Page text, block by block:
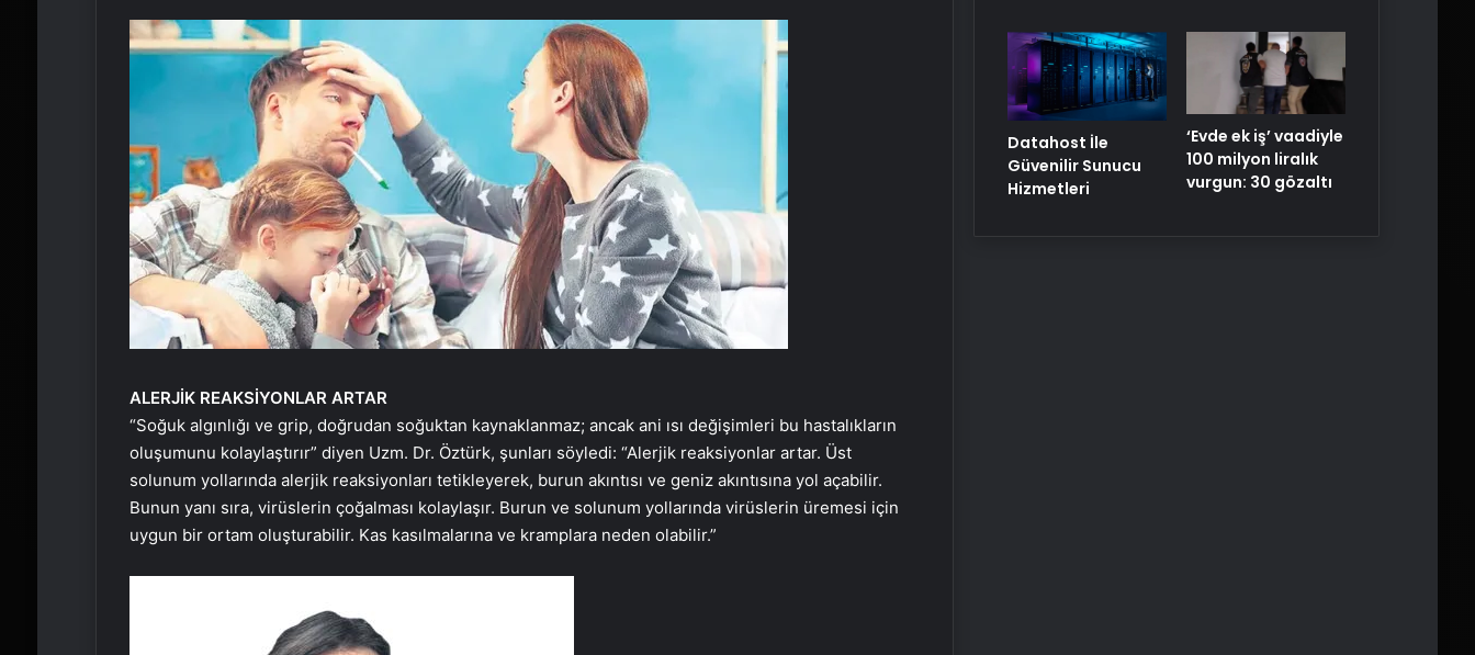
ALERJİK REAKSİYONLAR ARTAR
“Soğuk algınlığı ve grip, doğrudan soğuktan kaynaklanmaz; ancak ani ısı değişimleri bu hastalıkların
oluşumunu kolaylaştırır” diyen Uzm. Dr. Öztürk, şunları söyledi: “Alerjik reaksiyonlar artar. Üst
solunum yollarında alerjik reaksiyonları tetikleyerek, burun akıntısı ve geniz akıntısına yol açabilir.
Bunun yanı sıra, virüslerin çoğalması kolaylaşır. Burun ve solunum yollarında virüslerin üremesi için
uygun bir ortam oluşturabilir. Kas kasılmalarına ve kramplara neden olabilir.”
Datahost İle
Güvenilir Sunucu
Hizmetleri
‘Evde ek iş’ vaadiyle
100 milyon liralık
vurgun: 30 gözaltı